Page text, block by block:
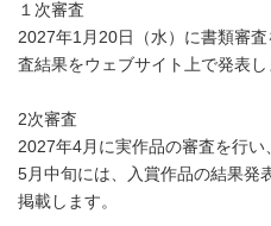
１次審査
2027年1月20日（水）に書類審
査結果をウェブサイト上で発表し
2次審査
2027年4月に実作品の審査を行い
5月中旬には、入賞作品の結果発
掲載します。